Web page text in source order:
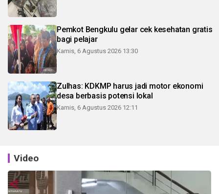
Pemkot Bengkulu gelar cek kesehatan gratis
bagi pelajar
Kamis, 6 Agustus 2026 13:30
Zulhas: KDKMP harus jadi motor ekonomi
desa berbasis potensi lokal
Kamis, 6 Agustus 2026 12:11
Video